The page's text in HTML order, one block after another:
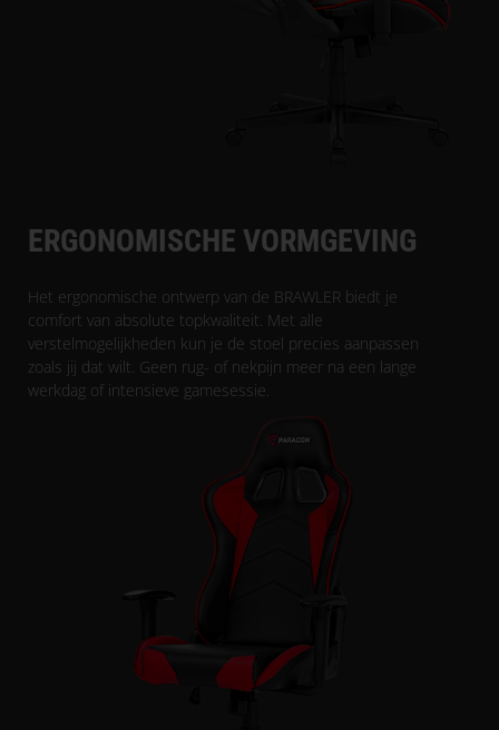
ERGONOMISCHE VORMGEVING
Het ergonomische ontwerp van de BRAWLER biedt je
comfort van absolute topkwaliteit. Met alle
verstelmogelijkheden kun je de stoel precies aanpassen
zoals jij dat wilt. Geen rug- of nekpijn meer na een lange
werkdag of intensieve gamesessie.